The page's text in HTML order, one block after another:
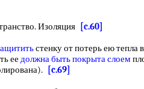
Изоляция
[c.60]
стенку от потерь ею тепла в
ее должна бытьпокрыта слоем
[c.69]